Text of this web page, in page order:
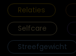
Relaties
Selfcare
Streefgewicht